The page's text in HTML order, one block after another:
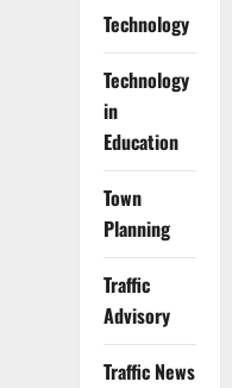
Technology
Technology
in
Education
Town
Planning
Traffic
Advisory
Traffic News